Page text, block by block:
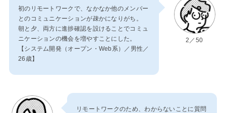
初のリモートワークで、なかなか他のメンバー
とのコミュニケーションが疎かになりがち。
朝と夕、両方に進捗確認を設けることでコミュ
ニケーションの機会を増やすことにした。
【システム開発（オープン・Web系）／男性／
26歳】
2／50
リモートワークのため、わからないことに質問